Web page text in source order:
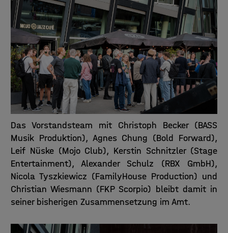
Das Vorstandsteam mit Christoph Becker (BASS
Musik Produktion), Agnes Chung (Bold Forward),
Leif Nüske (Mojo Club), Kerstin Schnitzler (Stage
Entertainment), Alexander Schulz (RBX GmbH),
Nicola Tyszkiewicz (FamilyHouse Production) und
Christian Wiesmann (FKP Scorpio) bleibt damit in
seiner bisherigen Zusammensetzung im Amt.